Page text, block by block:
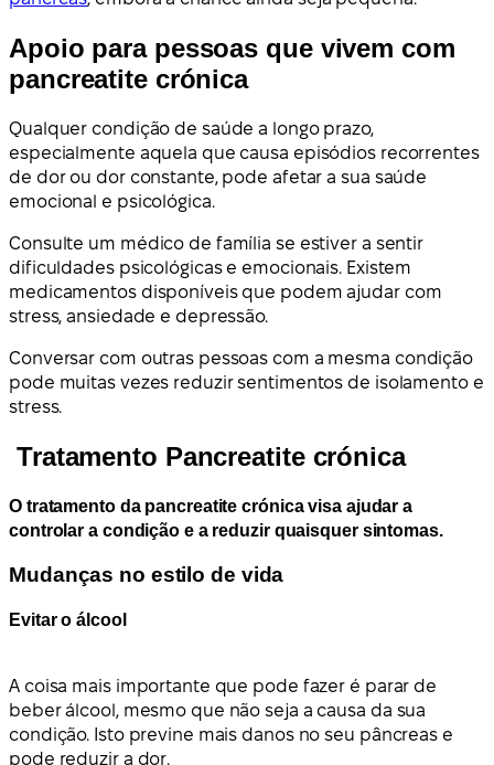
Apoio para pessoas que vivem com
pancreatite crónica
Qualquer condição de saúde a longo prazo,
especialmente aquela que causa episódios recorrentes
de dor ou dor constante, pode afetar a sua saúde
emocional e psicológica.
Consulte um médico de família se estiver a sentir
dificuldades psicológicas e emocionais. Existem
medicamentos disponíveis que podem ajudar com
stress, ansiedade e depressão.
Conversar com outras pessoas com a mesma condição
pode muitas vezes reduzir sentimentos de isolamento e
stress.
Tratamento Pancreatite crónica
O tratamento da pancreatite crónica visa ajudar a
controlar a condição e a reduzir quaisquer sintomas.
Mudanças no estilo de vida
Evitar o álcool
A coisa mais importante que pode fazer é parar de
beber álcool, mesmo que não seja a causa da sua
condição. Isto previne mais danos no seu pâncreas e
pode reduzir a dor.